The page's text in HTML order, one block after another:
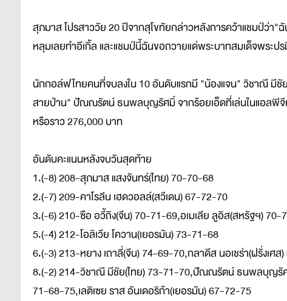
สุภมาส โปรสาววัย 20 ปีจากสุโขทัยกล่าวหลังการคว้าแชมป์ว่
หลุมเลยทำอีเกิ้ล และแชมป์นี้ฉันขอถวายแด่พระบาทสมเด็จพร
นักกอล์ฟไทยคนที่จบลงใน 10 อันดับแรกมี "น้องแจน" วิชาณี มีชั
สายป่าน" ปัณณรัตน์ ธนพลบุญรัศมิ์ จากร้อยเอ็ดที่เล่นในแอลพีจีเ
หรือราว 276,000 บาท
อันดับคะแนนหลังจบวันสุดท้าย
1.(-8) 208-สุภมาส แสงจันทร์(ไทย) 70-70-68
2.(-7) 209-คาโรลีน เฮดวอลล์(สวีเดน) 67-72-70
3.(-6) 210-ซือ อวี้ถิง(จีน) 70-71-69,อเมเลีย ลูอิส(สหรัฐฯ) 70-
5.(-4) 212-โอลิเวีย โควาน(เยอรมัน) 73-71-68
6.(-3) 213-หยาง เถาลี่(จีน) 74-69-70,กลาดีส นอเชร่า(ฝรั่งเศ
8.(-2) 214-วิชาณี มีชัย(ไทย) 73-71-70,ปัณณรัตน์ ธนพลบุญรัศ
71-68-75,เลติเซย ราส อันเดอริก้า(เยอรมัน) 67-72-75